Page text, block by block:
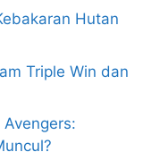
Hutan
Triple Win dan